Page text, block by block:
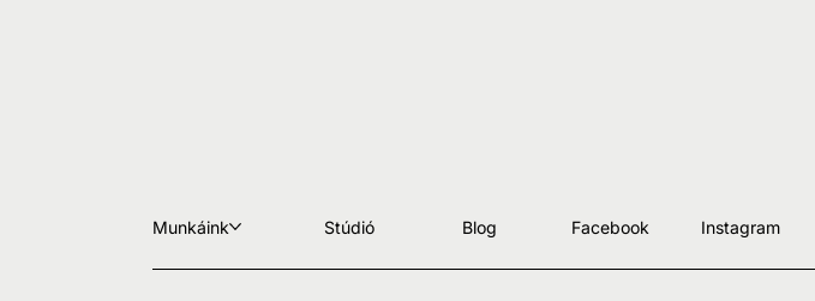
Munkáink Stúdió Blog Facebook Instagram